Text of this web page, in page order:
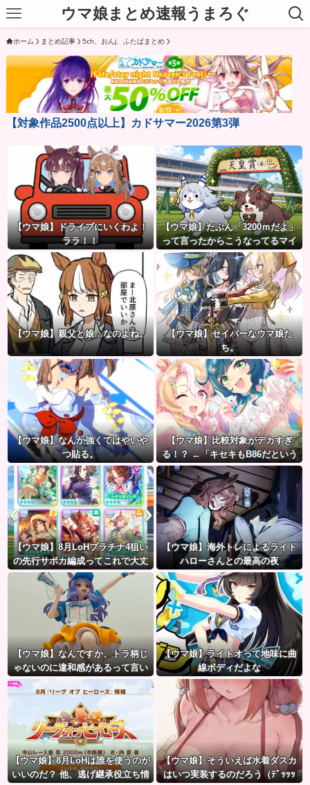
ウマ娘まとめ速報うまろぐ
ホーム まとめ記事 5ch、おんj、ふたばまとめ
【対象作品2500点以上】カドサマー2026第3弾
【ウマ娘】ドライブにいくわよ！
ララ！！
【ウマ娘】たぶん「3200ｍだよ」
って言ったからこうなってるマイ
ル犬
【ウマ娘】親父と娘…なのよね。
【ウマ娘】セイバーなウマ娘た
ち。
【ウマ娘】なんか強くてはやいや
つ貼る。
【ウマ娘】比較対象がデカすぎ
る！？ ←「キセキもB86だという
のにな…」
【ウマ娘】8月LoHプラチナ4狙い
の先行サポカ編成ってこれで大丈
夫？
【ウマ娘】海外トレによるライト
ハローさんとの最高の夜
【ウマ娘】なんですか、トラ柄じ
ゃないのに違和感があるって言い
たいんですか？
【ウマ娘】ライトオって地味に曲
線ボディだよな
【ウマ娘】8月LoHは誰を使うのが
いいのだ？ 他、逃げ継承役立ち情
【ウマ娘】そういえば水着ダスカ
はいつ実装するのだろう（ﾃﾞｯｯｯ